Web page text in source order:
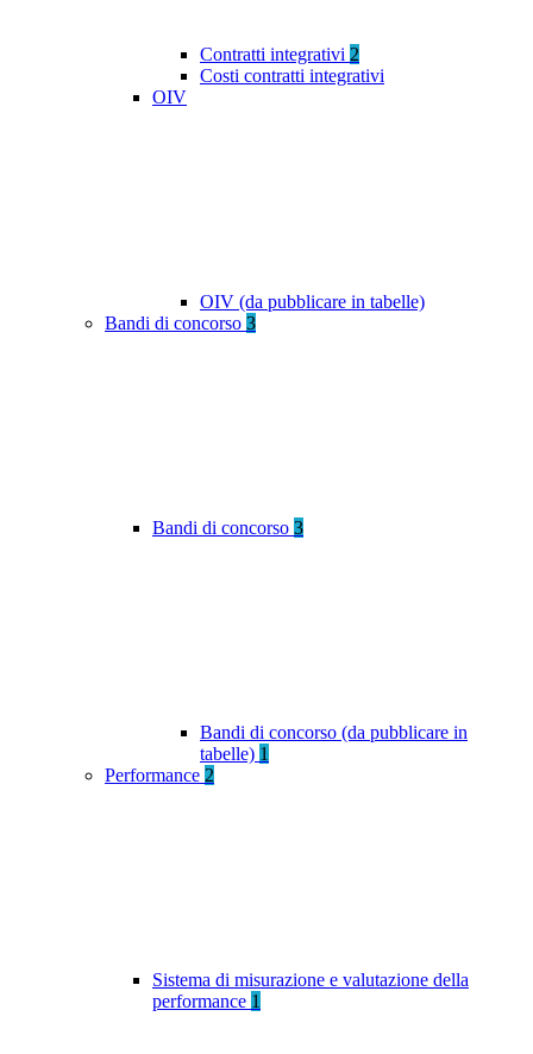
Contratti integrativi 2
Costi contratti integrativi
OIV
OIV (da pubblicare in tabelle)
Bandi di concorso 3
Bandi di concorso 3
Bandi di concorso (da pubblicare in
tabelle) 1
Performance 2
Sistema di misurazione e valutazione della
performance 1